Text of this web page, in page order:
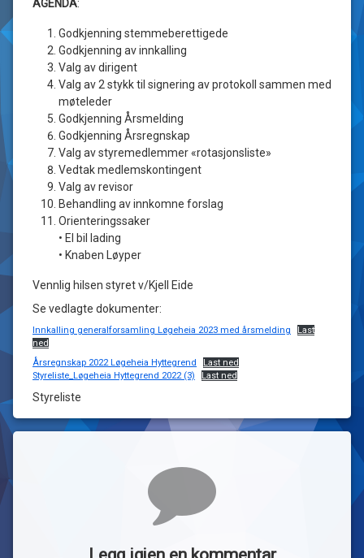
AGENDA:
Godkjenning stemmeberettigede
Godkjenning av innkalling
Valg av dirigent
Valg av 2 stykk til signering av protokoll sammen med
møteleder
Godkjenning Årsmelding
Godkjenning Årsregnskap
Valg av styremedlemmer «rotasjonsliste»
Vedtak medlemskontingent
Valg av revisor
Behandling av innkomne forslag
Orienteringssaker
• El bil lading
• Knaben Løyper
Vennlig hilsen styret v/Kjell Eide
Se vedlagte dokumenter:
Innkalling generalforsamling Løgeheia 2023 med årsmelding
Last
ned
Årsregnskap 2022 Løgeheia Hyttegrend
Last ned
Styreliste_Løgeheia Hyttegrend 2022 (3)
Last ned
Styreliste